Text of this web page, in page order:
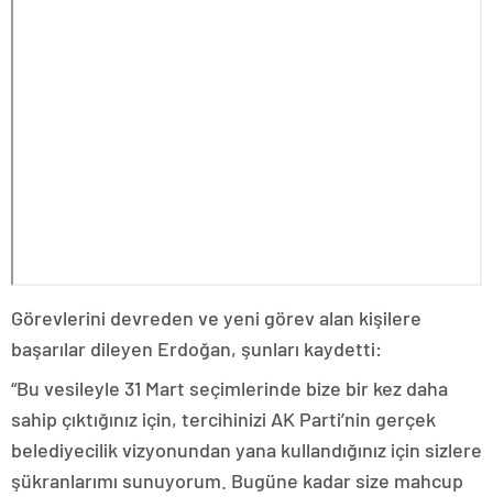
Görevlerini devreden ve yeni görev alan kişilere
başarılar dileyen Erdoğan, şunları kaydetti:
“Bu vesileyle 31 Mart seçimlerinde bize bir kez daha
sahip çıktığınız için, tercihinizi AK Parti’nin gerçek
belediyecilik vizyonundan yana kullandığınız için sizlere
şükranlarımı sunuyorum. Bugüne kadar size mahcup